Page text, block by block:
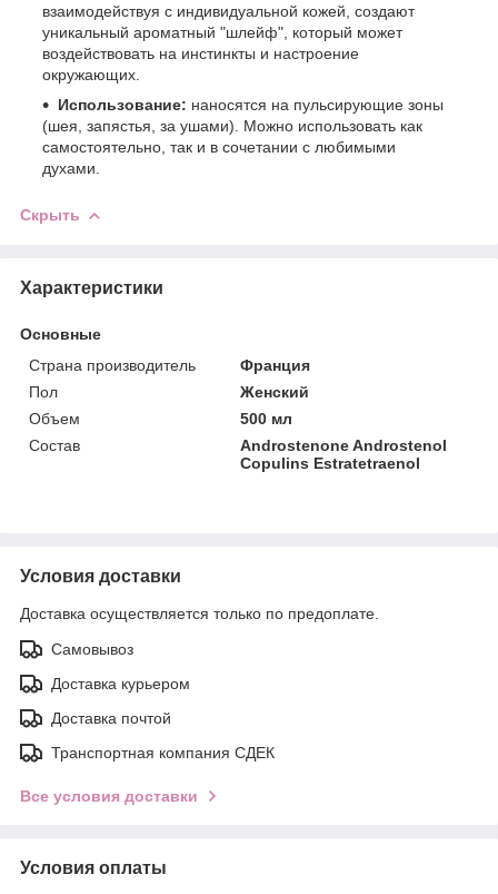
взаимодействуя с индивидуальной кожей, создают
уникальный ароматный "шлейф", который может
воздействовать на инстинкты и настроение
окружающих.
Использование: наносятся на пульсирующие зоны
(шея, запястья, за ушами). Можно использовать как
самостоятельно, так и в сочетании с любимыми
духами.
Скрыть
Характеристики
Основные
Страна производитель
Франция
Пол
Женский
Объем
500 мл
Состав
Androstenone Androstenol
Copulins Estratetraenol
Условия доставки
Доставка осуществляется только по предоплате.
Самовывоз
Доставка курьером
Доставка почтой
Транспортная компания СДЕК
Все условия доставки
Условия оплаты